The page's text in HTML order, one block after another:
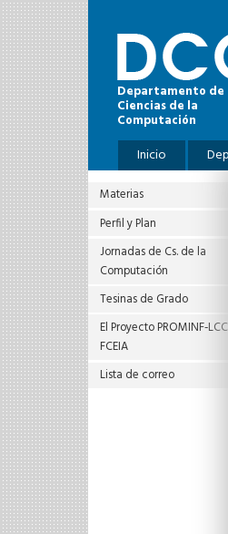
Pasar al contenido principal
Departamento de
Ciencias de la
Computación
Menú principal
Inicio
Materias
Perfil y Plan
Jornadas de Cs. de la
Computación
Tesinas de Grado
El Proyecto
FCEIA
Lista de correo